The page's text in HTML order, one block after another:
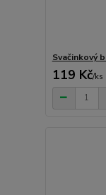
Svačinkový
119 Kč/ks